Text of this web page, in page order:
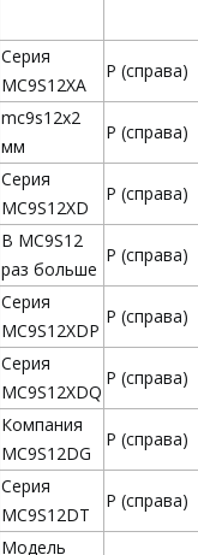
Серия
MC9S12XA
Р (справа)
mc9s12x2
мм
Р (справа)
Серия
MC9S12XD
Р (справа)
В MC9S12
раз больше
Р (справа)
Серия
MC9S12XDP
Р (справа)
Серия
MC9S12XDQ
Р (справа)
Компания
MC9S12DG
Р (справа)
Серия
MC9S12DT
Р (справа)
Модель